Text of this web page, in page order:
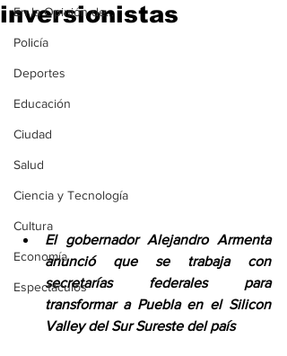
En la Opinión de...
Policía
Deportes
Educación
Ciudad
Salud
Ciencia y Tecnología
Cultura
Economía
Espectáculos
inversionistas
El gobernador Alejandro Armenta
anunció que se trabaja con
secretarías federales para
transformar a Puebla en el Silicon
Valley del Sur Sureste del país